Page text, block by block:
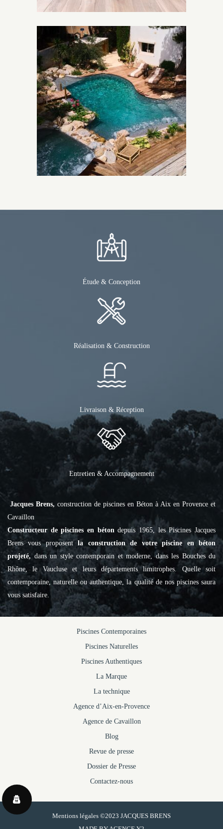
Étude & Conception
Réalisation & Construction
Livraison & Réception
Entretien & Accompagnement
Jacques Brens, construction de piscines en Béton à Aix en Provence et
Cavaillon
Constructeur de piscines en bétondepuis 1965, les Piscines Jacques
Brens vous proposentla construction de votre piscine en béton
projeté, dans un style contemporain et moderne, dans les Bouches du
Rhône, le Vaucluse et leurs départements limitrophes. Quelle soit
contemporaine, naturelle ou authentique, la qualité de nos piscines saura
vous satisfaire.
Piscines Contemporaines
Piscines Naturelles
Piscines Authentiques
La Marque
La technique
Agence d’Aix-en-Provence
Agence de Cavaillon
Blog
Revue de presse
Dossier de Presse
Contactez-nous
Mentions légales ©2023 JACQUES BRENS